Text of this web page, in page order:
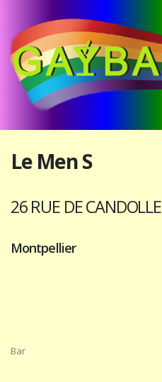
Le Men S
26 RUE DE CANDOLLE
Montpellier
Bar